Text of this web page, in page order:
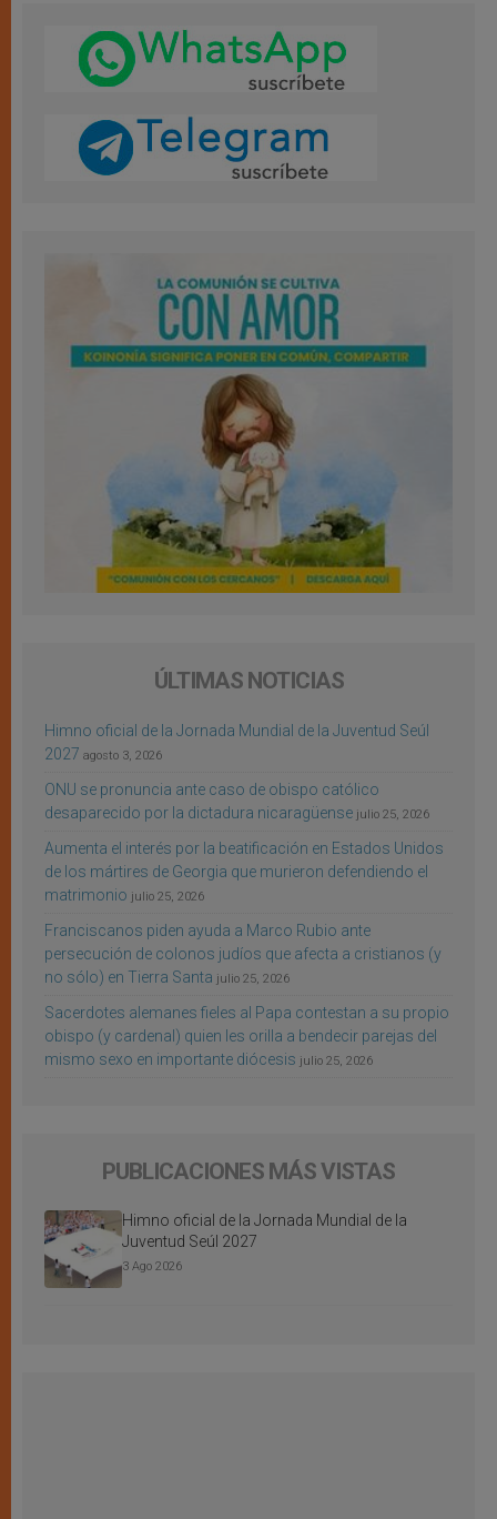
ÚLTIMAS NOTICIAS
Himno oficial de la Jornada Mundial de la Juventud Seúl
2027 agosto 3, 2026
ONU se pronuncia ante caso de obispo católico
desaparecido por la dictadura nicaragüense julio 25, 2026
Aumenta el interés por la beatificación en Estados Unidos
de los mártires de Georgia que murieron defendiendo el
matrimonio julio 25, 2026
Franciscanos piden ayuda a Marco Rubio ante
persecución de colonos judíos que afecta a cristianos (y
no sólo) en Tierra Santa julio 25, 2026
Sacerdotes alemanes fieles al Papa contestan a su propio
obispo (y cardenal) quien les orilla a bendecir parejas del
mismo sexo en importante diócesis julio 25, 2026
PUBLICACIONES MÁS VISTAS
Himno oficial de la Jornada Mundial de la
Juventud Seúl 2027
3 Ago 2026